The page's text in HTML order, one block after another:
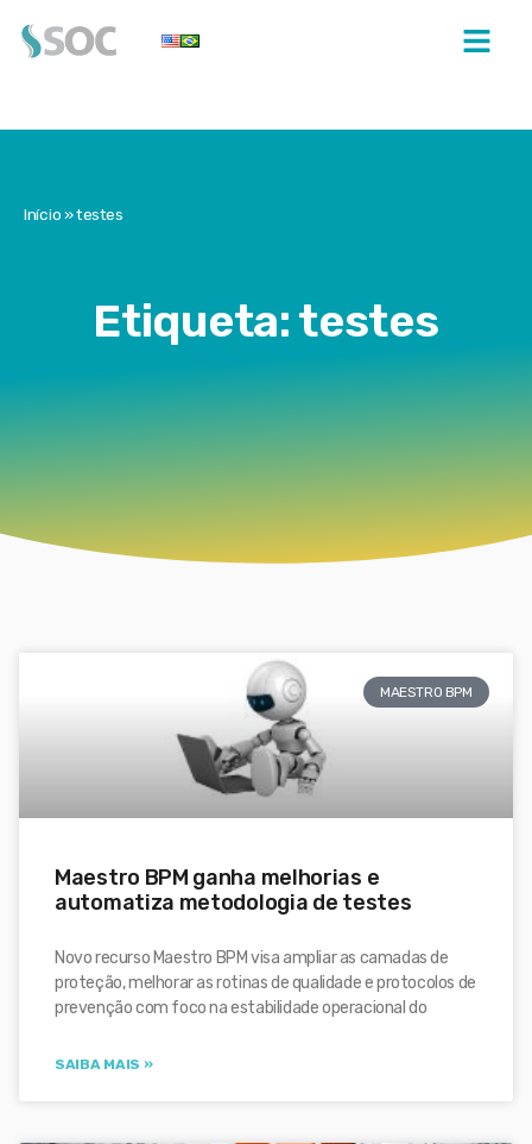
Início»testes
Etiqueta: testes
MAESTRO BPM
Maestro BPM ganha melhorias e
automatiza metodologia de testes
Novo recurso Maestro BPM visa ampliar as camadas de
proteção, melhorar as rotinas de qualidade e protocolos de
prevenção com foco na estabilidade operacional do
SAIBA MAIS »